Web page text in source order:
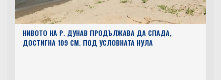
НИВОТО НА Р. ДУНАВ ПРОДЪЛЖАВА ДА СПАДА,